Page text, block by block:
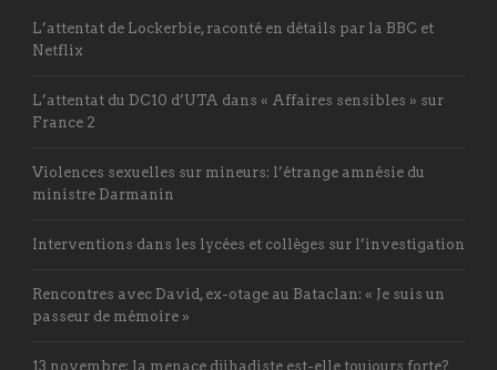
L’attentat de Lockerbie, raconté en détails par la BBC et
Netflix
L’attentat du DC10 d’UTA dans « Affaires sensibles » sur
France 2
Violences sexuelles sur mineurs: l’étrange amnésie du
ministre Darmanin
Interventions dans les lycées et collèges sur l’investigation
Rencontres avec David, ex-otage au Bataclan: « Je suis un
passeur de mémoire »
13 novembre: la menace djihadiste est-elle toujours forte?